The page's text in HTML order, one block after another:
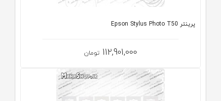
پرینتر Epson Stylus Photo T50
112,901,000 تومان